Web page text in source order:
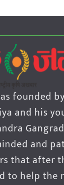
founded
and his
and
that after
to help the